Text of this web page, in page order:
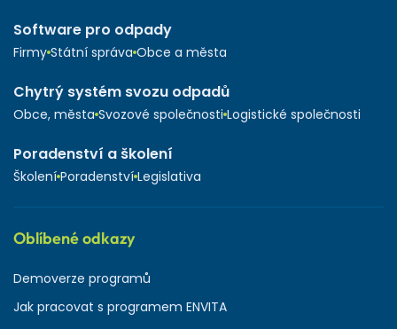
Software pro odpady
Firmy Státní správa Obce a města
Chytrý systém svozu odpadů
Obce, města Svozové společnosti Logistické společnosti
Poradenství a školení
Školení Poradenství Legislativa
Oblíbené odkazy
Demoverze programů
Jak pracovat s programem ENVITA